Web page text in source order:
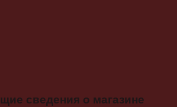
сведения о магазине